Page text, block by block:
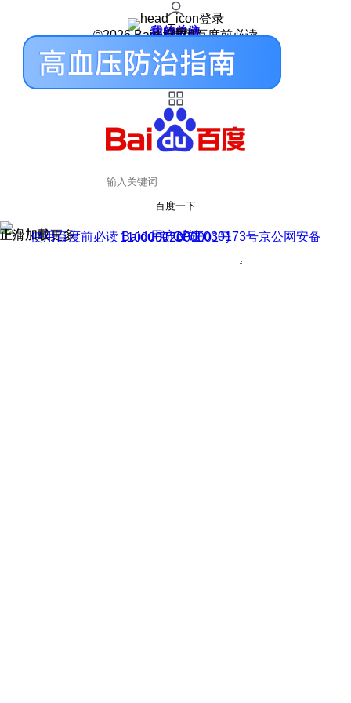
登录
我的关注
我的收藏
皮肤中心
用户反馈
设置
©2026 Baidu 使用百度前必读
百度一下
正在加载
上滑加载更多 用户反馈
使用百度前必读 Baidu 京ICP证030173号
京公网安备11000002000001号